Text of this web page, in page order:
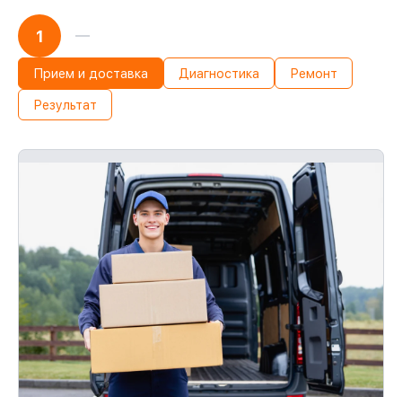
1
Прием и доставка Диагностика Ремонт
Результат